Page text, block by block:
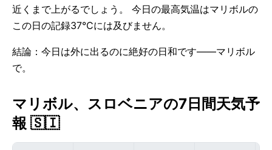
近くまで上がるでしょう。 今日の最高気温はマリボルの
この日の記録37°Cには及びません。
結論：今日は外に出るのに絶好の日和です——マリボル
で。
マリボル、スロベニアの7日間天気予
報 🇸🇮